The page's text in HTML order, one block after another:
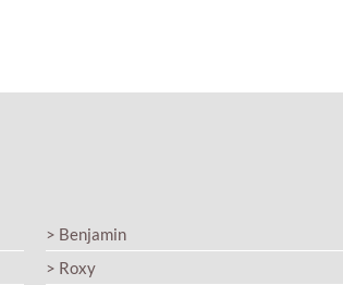
> Benjamin
> Roxy